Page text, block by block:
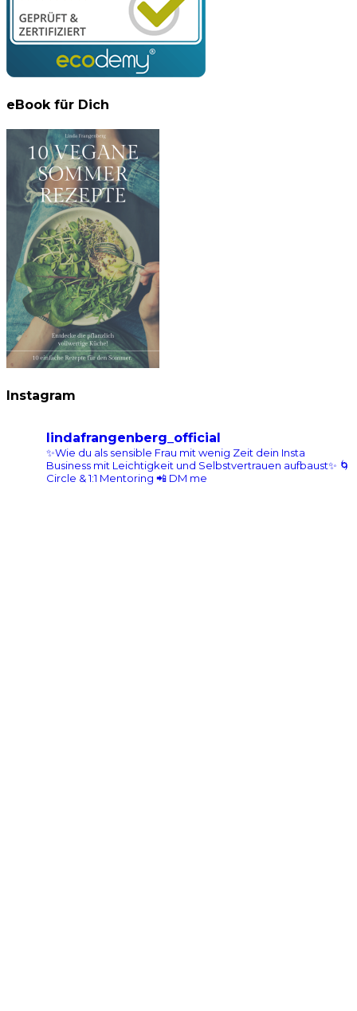
eBook für Dich
Instagram
lindafrangenberg_official
✨Wie du als sensible Frau mit wenig Zeit dein Insta
Business mit Leichtigkeit und Selbstvertrauen aufbaust✨ 🌀
Circle & 1:1 Mentoring 📲 DM me